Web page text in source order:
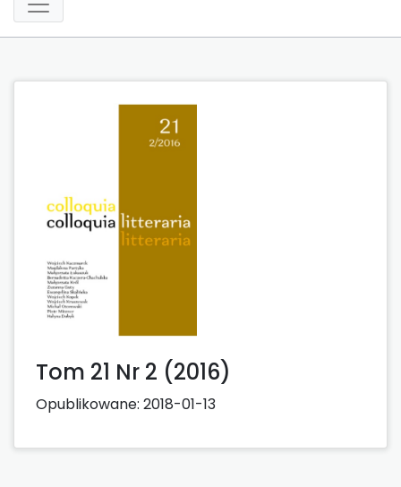
Tom 21 Nr 2 (2016)
Opublikowane: 2018-01-13